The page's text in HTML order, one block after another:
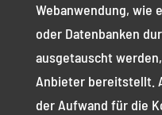
Web­anwendung, wie
oder Datenbanken
ausgetauscht
Anbieter bereitstellt.
der Aufwand für die